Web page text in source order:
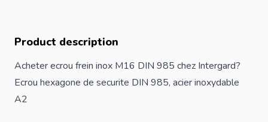
Product description
Acheter ecrou frein inox M16 DIN 985 chez Intergard?
Ecrou hexagone de securite DIN 985, acier inoxydable
A2